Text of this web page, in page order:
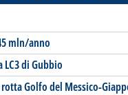
mln/anno
di Gubbio
Golfo del Messico-